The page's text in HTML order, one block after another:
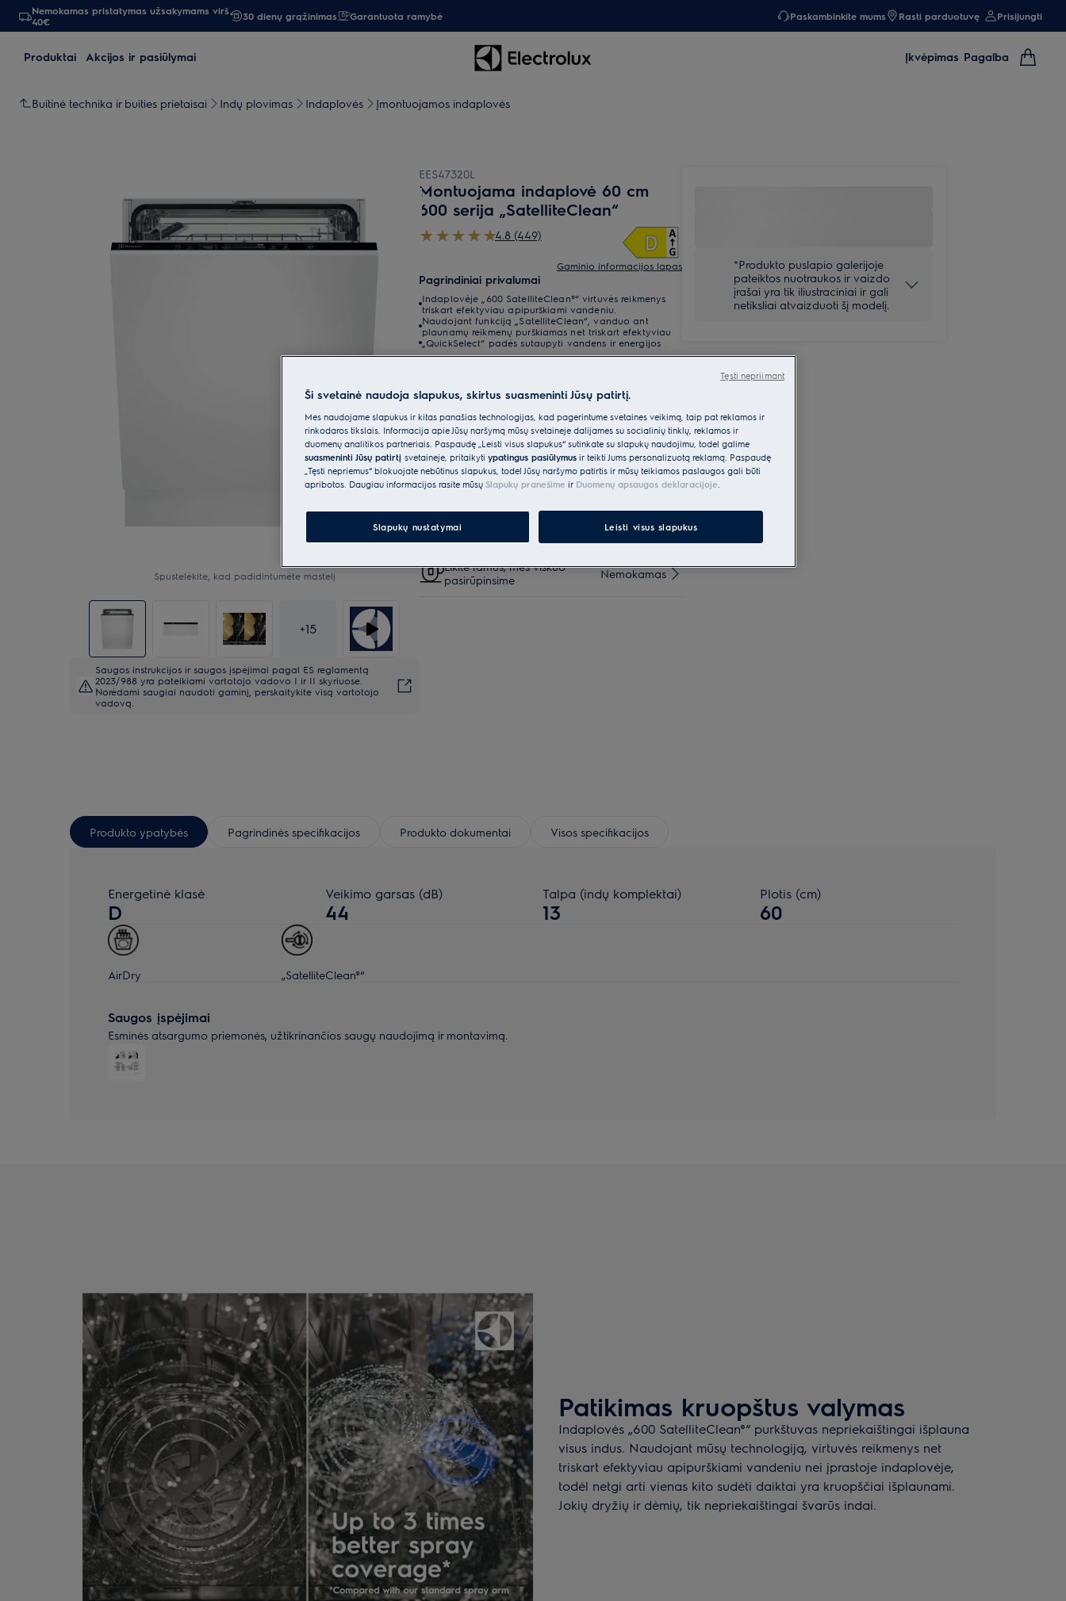
Nemokamas pristatymas užsakymams virš
40€
30 dienų grąžinimas Garantuota ramybė Paskambinkite mums Rasti parduotuvę Prisijungti
Produktai Akcijos ir pasiūlymai Įkvėpimas Pagalba
Buitinė technika ir buities prietaisai Indų plovimas Indaplovės Įmontuojamos indaplovės
Spustelėkite, kad padidintumėte mastelį
+15
Saugos instrukcijos ir saugos įspėjimai pagal ES reglamentą
2023/988 yra pateikiami vartotojo vadovo I ir II skyriuose.
Norėdami saugiai naudoti gaminį, perskaitykite visą vartotojo
vadovą.
EES47320L
Montuojama indaplovė 60 cm
600 serija „SatelliteClean“
4.8 (449)
Gaminio informacijos lapas
Pagrindiniai privalumai
Indaplovėje „600 SatelliteClean®“ virtuvės reikmenys
triskart efektyviau apipurškiami vandeniu.
Naudojant funkciją „SatelliteClean“, vanduo ant
plaunamų reikmenų purškiamas net triskart efektyviau
„QuickSelect“ padės sutaupyti vandens ir energijos
lengvesnis
Pristatymas kurjeriu iki
namo
€40 Nemokamas
Pristatymas į namus su užnešimu €20
Pratęsta garantija + 3 metams €80
Likite ramūs, mes viskuo
pasirūpinsime
Nemokamas
*Produkto puslapio galerijoje
pateiktos nuotraukos ir vaizdo
įrašai yra tik iliustraciniai ir gali
netiksliai atvaizduoti šį modelį.
Produkto ypatybės Pagrindinės specifikacijos Produkto dokumentai Visos specifikacijos
Energetinė klasė
D
Veikimo garsas (dB)
44
Talpa (indų komplektai)
13
Plotis (cm)
60
AirDry „SatelliteClean®“
Saugos įspėjimai
Esminės atsargumo priemonės, užtikrinančios saugų naudojimą ir montavimą.
Patikimas kruopštus valymas
Indaplovės „600 SatelliteClean®“ purkštuvas nepriekaištingai išplauna
visus indus. Naudojant mūsų technologiją, virtuvės reikmenys net
triskart efektyviau apipurškiami vandeniu nei įprastoje indaplovėje,
todėl netgi arti vienas kito sudėti daiktai yra kruopščiai išplaunami.
Jokių dryžių ir dėmių, tik nepriekaištingai švarūs indai.
Ši svetainė naudoja slapukus, skirtus suasmeninti Jūsų patirtį.
Mes naudojame slapukus ir kitas panašias technologijas, kad pagerintume svetainės veikimą, taip pat reklamos ir
rinkodaros tikslais. Informacija apie Jūsų naršymą mūsų svetainėje dalijamės su socialinių tinklų, reklamos ir
duomenų analitikos partneriais. Paspaudę „Leisti visus slapukus“ sutinkate su slapukų naudojimu, todėl galime
suasmeninti Jūsų patirtį svetainėje, pritaikyti ypatingus pasiūlymus ir teikti Jums personalizuotą reklamą. Paspaudę
„Tęsti nepriėmus“ blokuojate nebūtinus slapukus, todėl Jūsų naršymo patirtis ir mūsų teikiamos paslaugos gali būti
apribotos. Daugiau informacijos rasite mūsų Slapukų pranešime ir Duomenų apsaugos deklaracijoje.
Slapukų nustatymai Leisti visus slapukus
Tęsti nepriimant